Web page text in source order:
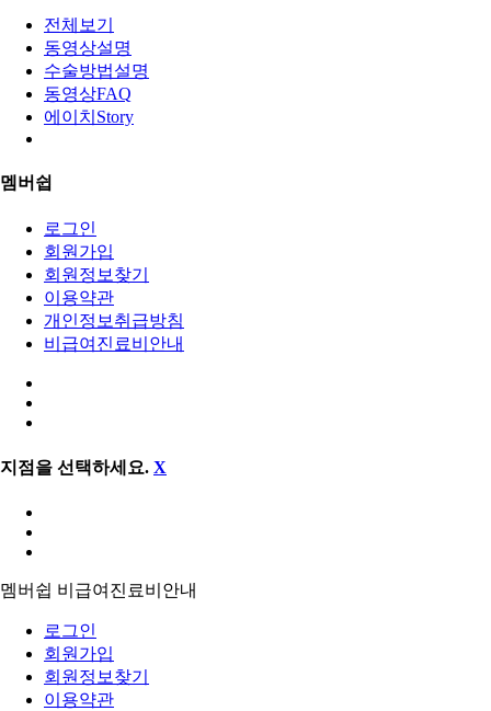
전체보기
동영상설명
수술방법설명
동영상FAQ
에이치Story
멤버쉽
로그인
회원가입
회원정보찾기
이용약관
개인정보취급방침
비급여진료비안내
지점을 선택하세요. X
멤버쉽 비급여진료비안내
로그인
회원가입
회원정보찾기
이용약관